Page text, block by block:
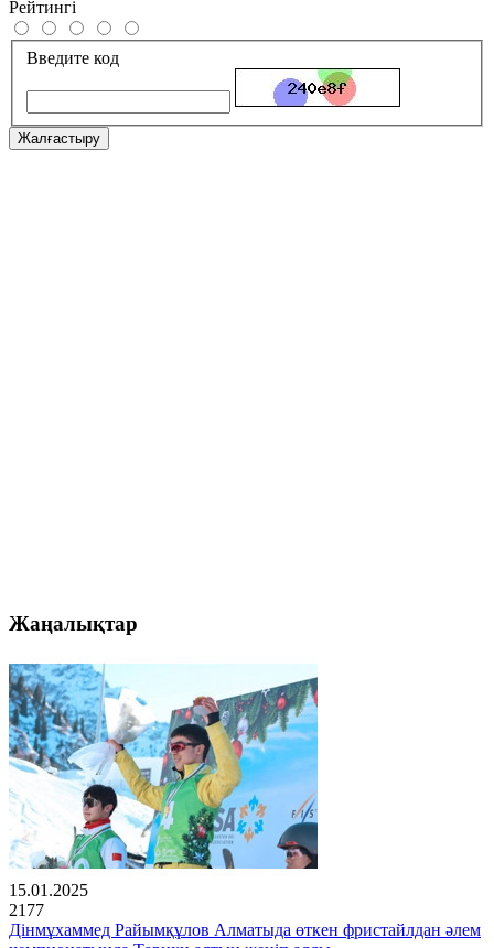
Рейтингі
Введите код
Жалғастыру
Жаңалықтар
15.01.2025
2177
Дінмұхаммед Райымқұлов Алматыда өткен фристайлдан әлем